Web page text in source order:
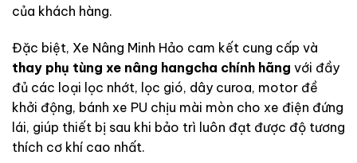
của khách hàng.
Đặc biệt, Xe Nâng Minh Hảo cam kết cung cấp và
thay phụ tùng xe nâng hangcha chính hãng với đầy
đủ các loại lọc nhớt, lọc gió, dây curoa, motor đề
khởi động, bánh xe PU chịu mài mòn cho xe điện đứng
lái, giúp thiết bị sau khi bảo trì luôn đạt được độ tương
thích cơ khí cao nhất.